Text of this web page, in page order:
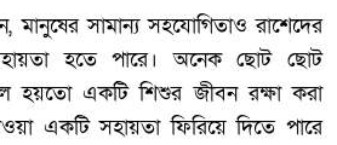
মানুষের সামান্য সহযোগিতাও রাশেদের
হতে পারে। অনেক ছোট ছোট
হয়তো একটি শিশুর জীবন রক্ষা করা
একটি সহায়তা ফিরিয়ে দিতে পারে